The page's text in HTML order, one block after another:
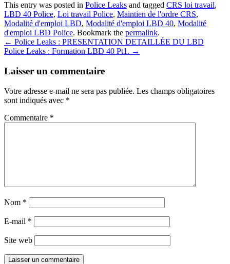
This entry was posted in Police Leaks and tagged CRS loi travail,
LBD 40 Police, Loi travail Police, Maintien de l'ordre CRS,
Modalité d'emploi LBD, Modalité d'emploi LBD 40, Modalité
d'emploi LBD Police. Bookmark the permalink.
Post
navigation
← Police Leaks : PRESENTATION DETAILLÉE DU LBD
Police Leaks : Formation LBD 40 Pt1. →
Laisser un commentaire
Votre adresse e-mail ne sera pas publiée. Les champs obligatoires
sont indiqués avec *
Commentaire *
Nom *
E-mail *
Site web